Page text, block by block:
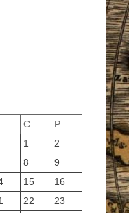
C
P
1
2
8
9
15
16
22
23